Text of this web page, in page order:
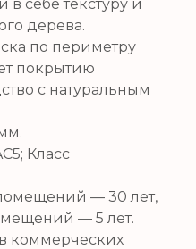
себе текстуру и
дерева.
по периметру
покрытию
с натуральным
Класс
— 30 лет,
— 5 лет.
коммерческих